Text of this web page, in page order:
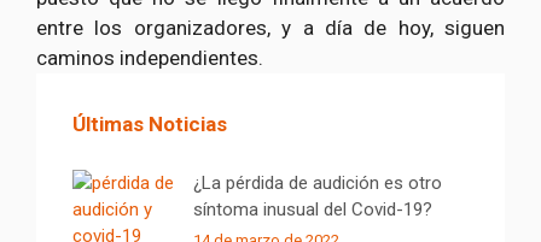
entre los organizadores, y a día de hoy, siguen
caminos independientes.
Últimas Noticias
¿La pérdida de audición es otro
síntoma inusual del Covid-19?